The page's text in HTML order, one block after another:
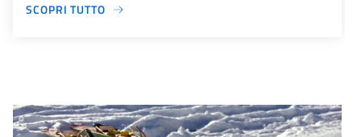
SCOPRI TUTTO